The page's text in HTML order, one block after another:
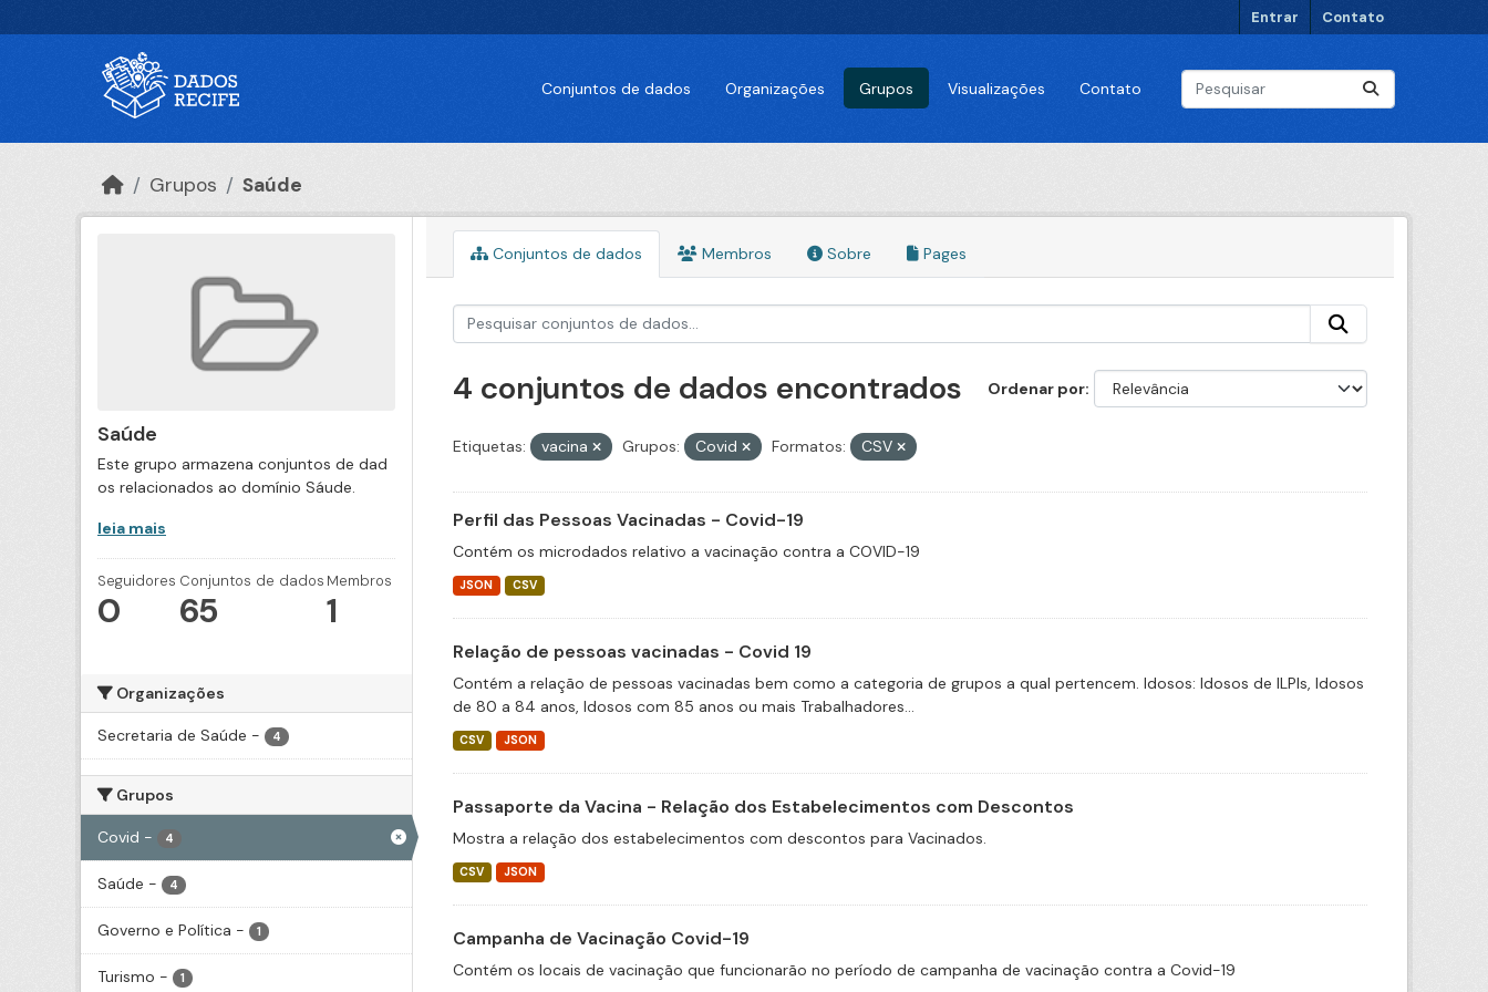
Entrar Contato
Conjuntos de dados Organizações Grupos Visualizações Contato
Grupos Saúde
Saúde
Este grupo armazena conjuntos de dad
os relacionados ao domínio Sáude.
leia mais
Seguidores
0
Conjuntos de dados
65
Membros
1
Organizações
Secretaria de Saúde - 4
Grupos
Covid - 4
Saúde - 4
Governo e Política - 1
Turismo - 1
Conjuntos de dados Membros Sobre Pages
Ordenar por
4 conjuntos de dados encontrados
Etiquetas: vacina Grupos: Covid Formatos: CSV
Perfil das Pessoas Vacinadas - Covid-19
Contém os microdados relativo a vacinação contra a COVID-19
JSON CSV
Relação de pessoas vacinadas - Covid 19
Contém a relação de pessoas vacinadas bem como a categoria de grupos a qual pertencem. Idosos: Idosos de ILPIs, Idosos
de 80 a 84 anos, Idosos com 85 anos ou mais Trabalhadores...
CSV JSON
Passaporte da Vacina - Relação dos Estabelecimentos com Descontos
Mostra a relação dos estabelecimentos com descontos para Vacinados.
CSV JSON
Campanha de Vacinação Covid-19
Contém os locais de vacinação que funcionarão no período de campanha de vacinação contra a Covid-19